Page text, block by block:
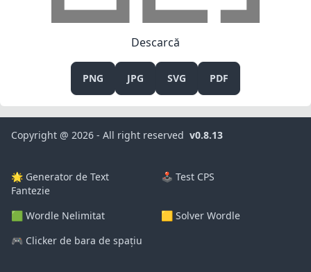
Descarcă
PNG JPG SVG PDF
Copyright @ 2026 - All right reserved v0.8.13
🌟 Generator de Text
Fantezie
🕹️ Test CPS
🟩 Wordle Nelimitat
🟨 Solver Wordle
🎮 Clicker de bara de spațiu